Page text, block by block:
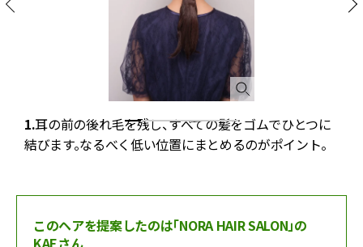
1.耳の前の後れ毛を残し、すべての髪をゴムでひとつに
結びます。なるべく低い位置にまとめるのがポイント。
このヘアを提案したのは「NORA HAIR SALON」の
KAEさん